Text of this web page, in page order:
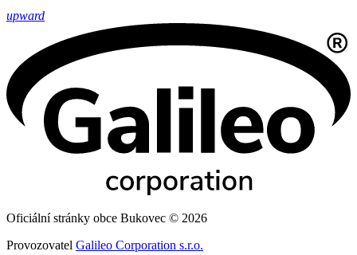
upward
Oficiální stránky obce Bukovec © 2026
Provozovatel Galileo Corporation s.r.o.